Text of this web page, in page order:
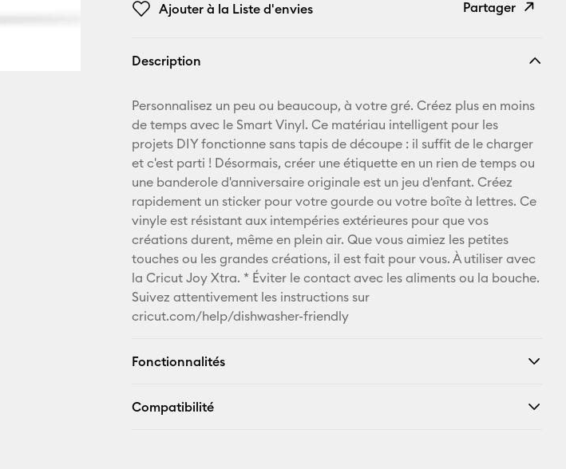
Ajouter à la Liste d'envies
Partager
E-mail
Pinterest
Facebook
X
Description
Personnalisez un peu ou beaucoup, à votre gré. Créez plus en moins
de temps avec le Smart Vinyl. Ce matériau intelligent pour les
projets DIY fonctionne sans tapis de découpe : il suffit de le charger
et c'est parti ! Désormais, créer une étiquette en un rien de temps ou
une banderole d'anniversaire originale est un jeu d'enfant. Créez
rapidement un sticker pour votre gourde ou votre boîte à lettres. Ce
vinyle est résistant aux intempéries extérieures pour que vos
créations durent, même en plein air. Que vous aimiez les petites
touches ou les grandes créations, il est fait pour vous. À utiliser avec
la Cricut Joy Xtra. * Éviter le contact avec les aliments ou la bouche.
Suivez attentivement les instructions sur
cricut.com/help/dishwasher-friendly
Fonctionnalités
Compatibilité